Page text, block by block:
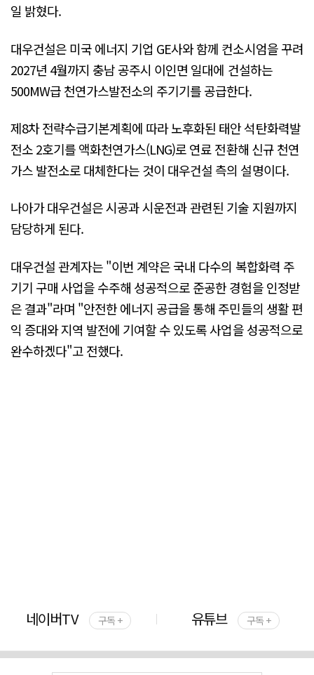
일 밝혔다.
대우건설은 미국 에너지 기업 GE사와 함께 컨소시엄을 꾸려
2027년 4월까지 충남 공주시 이인면 일대에 건설하는
500MW급 천연가스발전소의 주기기를 공급한다.
제8차 전략수급기본계획에 따라 노후화된 태안 석탄화력발
전소 2호기를 액화천연가스(LNG)로 연료 전환해 신규 천연
가스 발전소로 대체한다는 것이 대우건설 측의 설명이다.
나아가 대우건설은 시공과 시운전과 관련된 기술 지원까지
담당하게 된다.
대우건설 관계자는 "이번 계약은 국내 다수의 복합화력 주
기기 구매 사업을 수주해 성공적으로 준공한 경험을 인정받
은 결과"라며 "안전한 에너지 공급을 통해 주민들의 생활 편
익 증대와 지역 발전에 기여할 수 있도록 사업을 성공적으로
완수하겠다"고 전했다.
네이버TV 구독 + 유튜브 구독 +